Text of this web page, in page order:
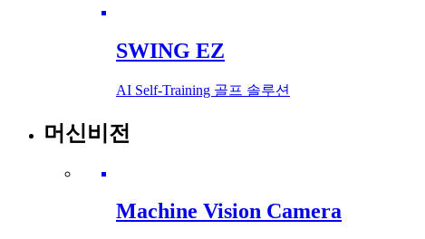
SWING EZ
AI Self-Training 골프 솔루션
머신비전
Machine Vision Camera